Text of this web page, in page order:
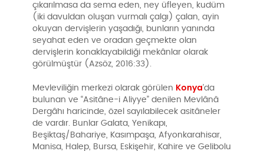
çıkarılmasa da sema eden, ney üfleyen, kudüm
(iki davuldan oluşan vurmalı çalgı) çalan, ayin
okuyan dervişlerin yaşadığı, bunların yanında
seyahat eden ve oradan geçmekte olan
dervişlerin konaklayabildiği mekânlar olarak
görülmüştür (Azsöz, 2016:33).
Mevleviliğin merkezi olarak görülen Konya’da
bulunan ve “Asitâne-i Aliyye” denilen Mevlânâ
Dergâhı haricinde, özel sayılabilecek asitâneler
de vardır. Bunlar Galata, Yenikapı,
Beşiktaş/Bahariye, Kasımpaşa, Afyonkarahisar,
Manisa, Halep, Bursa, Eskişehir, Kahire ve Gelibolu